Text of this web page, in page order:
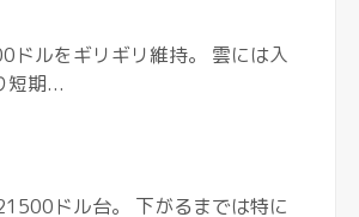
ドルをギリギリ維持。 雲には入
短期...
ドル台。 下がるまでは特に